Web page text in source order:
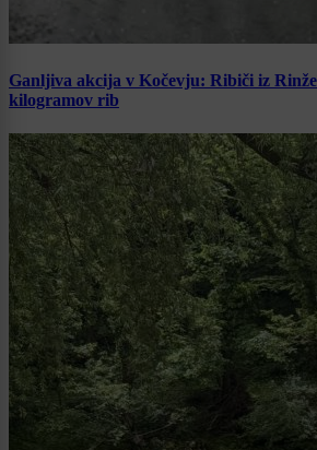
Ganljiva akcija v Kočevju: Ribiči iz
kilogramov rib